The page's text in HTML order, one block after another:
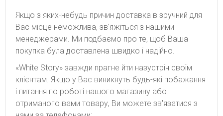
Якщо з яких-небудь причин доставка в зручний для
Вас місце неможлива, зв'яжіться з нашими
менеджерами. Ми подбаємо про те, щоб Ваша
покупка була доставлена швидко і надійно.
«White Story» завжди прагне йти назустріч своїм
клієнтам. Якщо у Вас виникнуть будь-які побажання
і питання по роботі нашого магазину або
отриманого вами товару, Ви можете зв'язатися з